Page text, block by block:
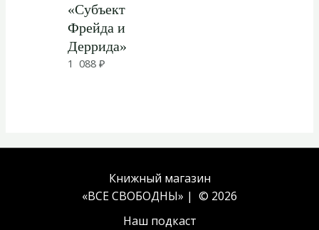
«Субъект
Фрейда и
Деррида»
1 088₽
Книжный магазин
«ВСЕ СВОБОДНЫ» | © 2026
Наш подкаст